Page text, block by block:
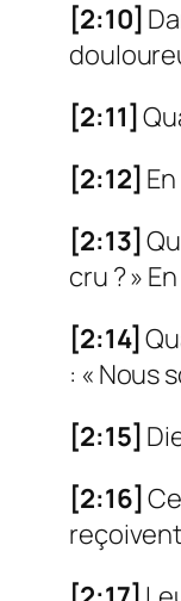
[2:10]
[2:11]
[2:12]
[2:13]
cru ? »
[2:14]
: « Nous
[2:15]
[2:16]